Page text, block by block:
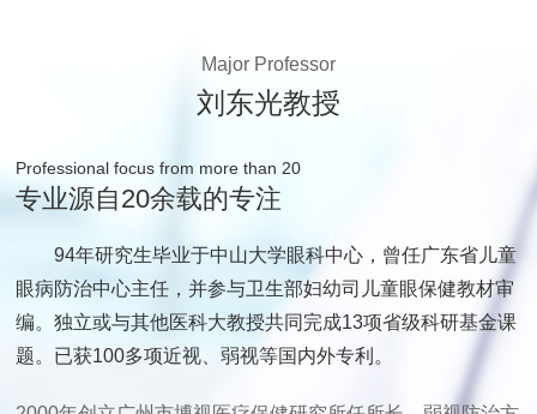
Major Professor
刘东光教授
Professional focus from more than 20
专业源自20余载的专注
94年研究生毕业于中山大学眼科中心，曾任广东省儿童
眼病防治中心主任，并参与卫生部妇幼司儿童眼保健教材审
编。独立或与其他医科大教授共同完成13项省级科研基金课
题。已获100多项近视、弱视等国内外专利。